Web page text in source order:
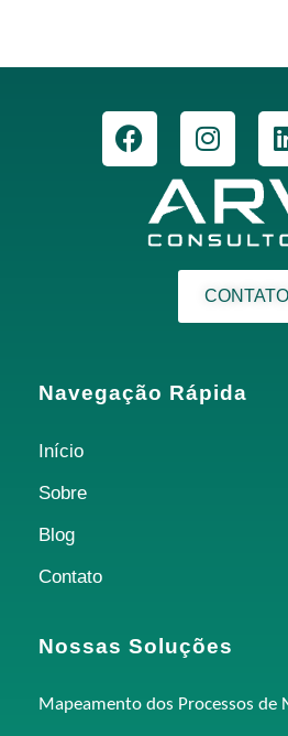
CONTATO
Navegação Rápida
Início
Sobre
Blog
Contato
Nossas Soluções
Mapeamento dos Processos de